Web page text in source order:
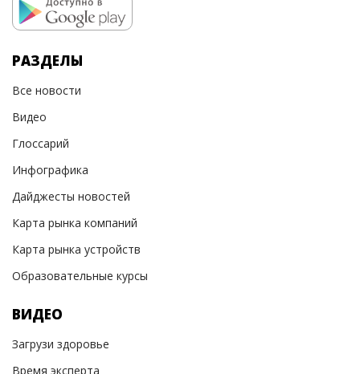
РАЗДЕЛЫ
Все новости
Видео
Глоссарий
Инфографика
Дайджесты новостей
Карта рынка компаний
Карта рынка устройств
Образовательные курсы
ВИДЕО
Загрузи здоровье
Время эксперта